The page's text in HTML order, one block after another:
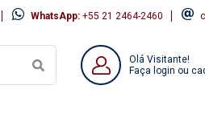
WhatsApp: +55 21 2464-2460
Olá Visitante!
Faça login ou